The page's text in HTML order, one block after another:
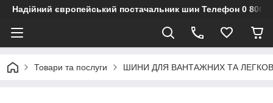
Надійний європейський постачальник шин Телефон 0 800
Товари та послуги ШИНИ ДЛЯ ВАНТАЖНИХ ТА